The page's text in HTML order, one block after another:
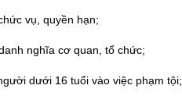
vụ, quyền hạn;
nghĩa cơ quan, tổ chức;
dưới 16 tuổi vào việc phạm tội;